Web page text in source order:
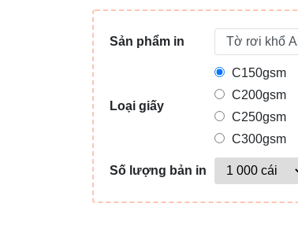
Sản phẩm in
Loại giấy
C150gsm
C200gsm
C250gsm
C300gsm
Số lượng bản in